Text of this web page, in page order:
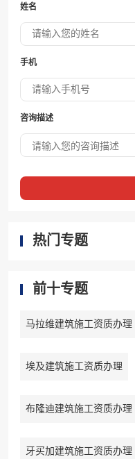
姓名
手机
咨询描述
热门专题
前十专题
马拉维建筑施工资质办理
埃及建筑施工资质办理
布隆迪建筑施工资质办理
牙买加建筑施工资质办理